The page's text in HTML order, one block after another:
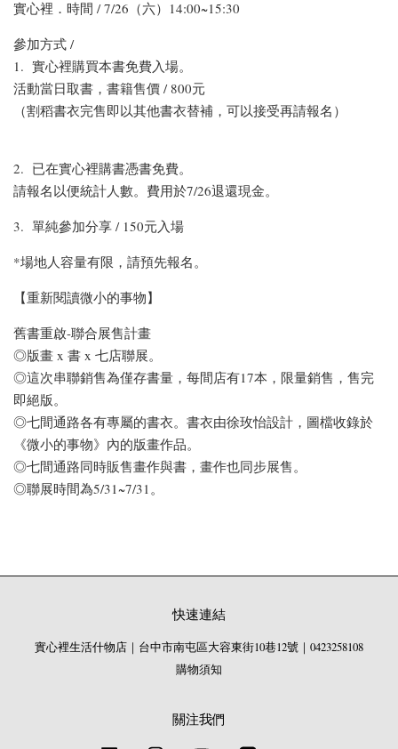
實心裡．時間 / 7/26（六）14:00~15:30
參加方式 /
1. 實心裡購買本書免費入場。
活動當日取書，書籍售價 / 800元
（割稻書衣完售即以其他書衣替補，可以接受再請報名）
2. 已在實心裡購書憑書免費。
請報名以便統計人數。費用於7/26退還現金。
3. 單純參加分享 / 150元入場
*場地人容量有限，請預先報名。
【重新閱讀微小的事物】
舊書重啟-聯合展售計畫
◎版畫 x 書 x 七店聯展。
◎這次串聯銷售為僅存書量，每間店有17本，限量銷售，售完
即絕版。
◎七間通路各有專屬的書衣。書衣由徐玫怡設計，圖檔收錄於
《微小的事物》內的版畫作品。
◎七間通路同時販售畫作與書，畫作也同步展售。
◎聯展時間為5/31~7/31。
快速連結
實心裡生活什物店｜台中市南屯區大容東街10巷12號｜0423258108
購物須知
關注我們